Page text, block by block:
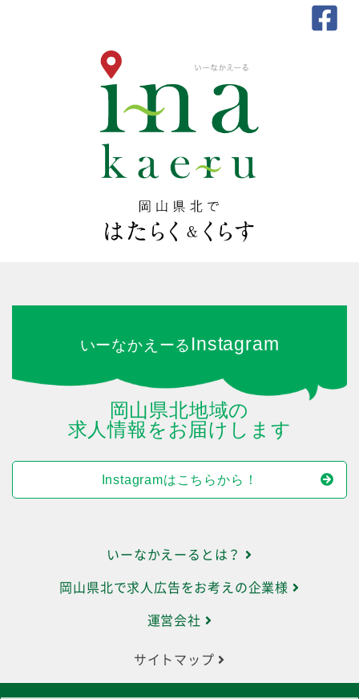
いーなかえーる Instagram
岡山県北地域の
求人情報をお届けします
Instagramはこちらから！
いーなかえーるとは？
岡山県北で求人広告をお考えの企業様
運営会社
サイトマップ